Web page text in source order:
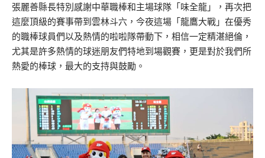
張麗善縣長特別感謝中華職棒和主場球隊「味全龍」，再次把
這麼頂級的賽事帶到雲林斗六，今夜這場「龍鷹大戰」在優秀
的職棒球員們以及熱情的啦啦隊帶動下，相信一定精湛絕倫，
尤其是許多熱情的球迷朋友們特地到場觀賽，更是對於我們所
熱愛的棒球，最大的支持與鼓勵。